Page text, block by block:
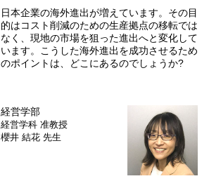
日本企業の海外進出が増えています。その目
的はコスト削減のための生産拠点の移転では
なく、現地の市場を狙った進出へと変化して
います。こうした海外進出を成功させるため
のポイントは、どこにあるのでしょうか?
経営学部
経営学科 准教授
櫻井 結花 先生